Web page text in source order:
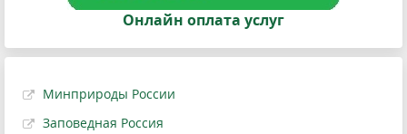
Онлайн оплата услуг
Минприроды России
Заповедная Россия